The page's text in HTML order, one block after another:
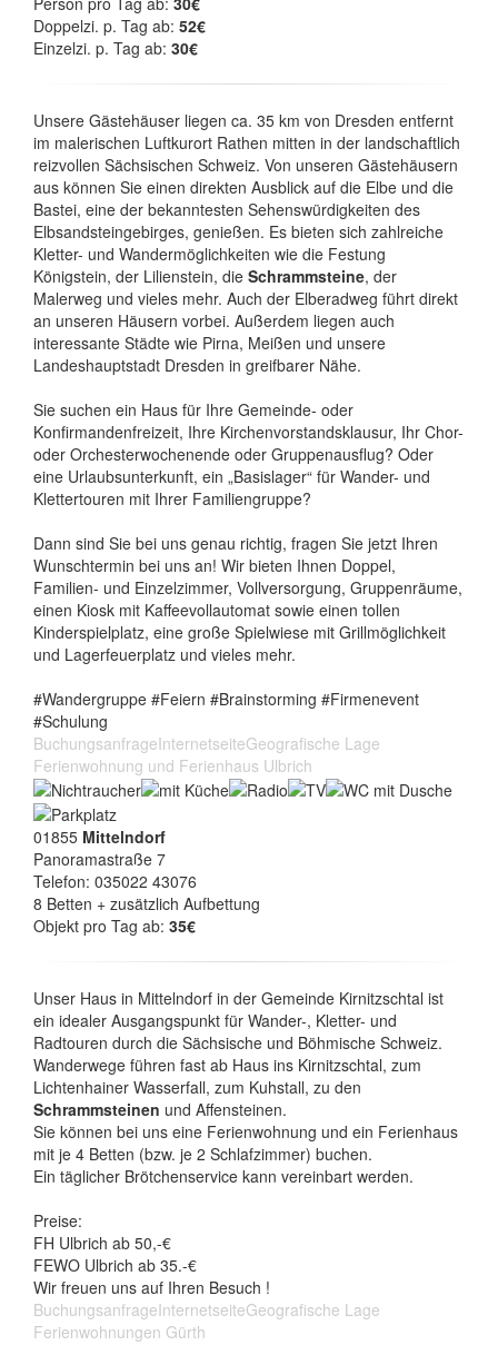
Doppelzi. p. Tag ab: 52€
Einzelzi. p. Tag ab: 30€
Unsere Gästehäuser liegen ca. 35 km von Dresden entfernt
im malerischen Luftkurort Rathen mitten in der landschaftlich
reizvollen Sächsischen Schweiz. Von unseren Gästehäusern
aus können Sie einen direkten Ausblick auf die Elbe und die
Bastei, eine der bekanntesten Sehenswürdigkeiten des
Elbsandsteingebirges, genießen. Es bieten sich zahlreiche
Kletter- und Wandermöglichkeiten wie die Festung
Königstein, der Lilienstein, die Schrammsteine, der
Malerweg und vieles mehr. Auch der Elberadweg führt direkt
an unseren Häusern vorbei. Außerdem liegen auch
interessante Städte wie Pirna, Meißen und unsere
Landeshauptstadt Dresden in greifbarer Nähe.
Sie suchen ein Haus für Ihre Gemeinde- oder
Konfirmandenfreizeit, Ihre Kirchenvorstandsklausur, Ihr Chor-
oder Orchesterwochenende oder Gruppenausflug? Oder
eine Urlaubsunterkunft, ein „Basislager“ für Wander- und
Klettertouren mit Ihrer Familiengruppe?
Dann sind Sie bei uns genau richtig, fragen Sie jetzt Ihren
Wunschtermin bei uns an! Wir bieten Ihnen Doppel,
Familien- und Einzelzimmer, Vollversorgung, Gruppenräume,
einen Kiosk mit Kaffeevollautomat sowie einen tollen
Kinderspielplatz, eine große Spielwiese mit Grillmöglichkeit
und Lagerfeuerplatz und vieles mehr.
#Wandergruppe #Feiern #Brainstorming #Firmenevent
#Schulung
BuchungsanfrageInternetseiteGeografische Lage
Ferienwohnung und Ferienhaus Ulbrich
01855 Mittelndorf
Panoramastraße 7
Telefon: 035022 43076
8 Betten + zusätzlich Aufbettung
Objekt pro Tag ab: 35€
Unser Haus in Mittelndorf in der Gemeinde Kirnitzschtal ist
ein idealer Ausgangspunkt für Wander-, Kletter- und
Radtouren durch die Sächsische und Böhmische Schweiz.
Wanderwege führen fast ab Haus ins Kirnitzschtal, zum
Lichtenhainer Wasserfall, zum Kuhstall, zu den
Schrammsteinen und Affensteinen.
Sie können bei uns eine Ferienwohnung und ein Ferienhaus
mit je 4 Betten (bzw. je 2 Schlafzimmer) buchen.
Ein täglicher Brötchenservice kann vereinbart werden.
Preise:
FH Ulbrich ab 50,-€
FEWO Ulbrich ab 35.-€
Wir freuen uns auf Ihren Besuch !
BuchungsanfrageInternetseiteGeografische Lage
Ferienwohnungen Gürth